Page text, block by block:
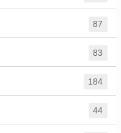
87
83
184
44